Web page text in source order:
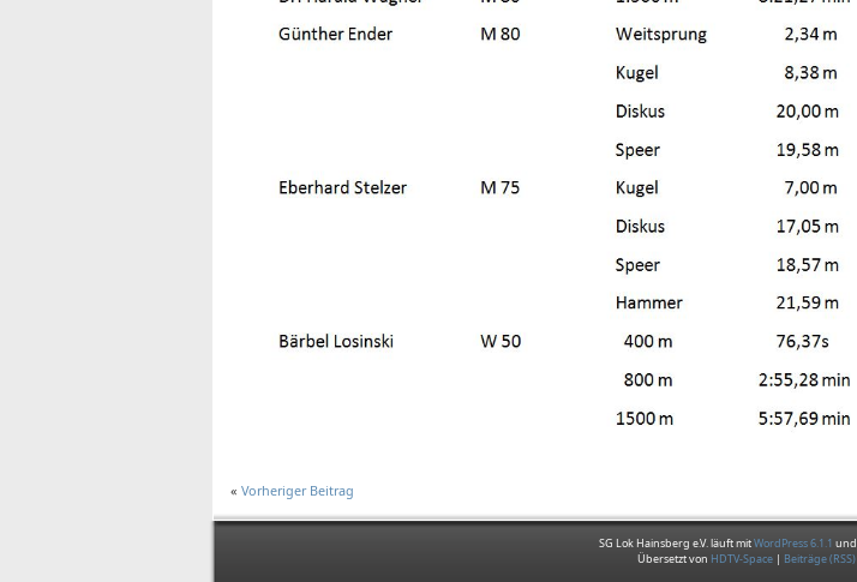
« Vorheriger Beitrag
SG Lok Hainsberg e.V. läuft mitWordPress 6.1.1 und
Übersetzt von HDTV-Space| Beiträge (RSS)